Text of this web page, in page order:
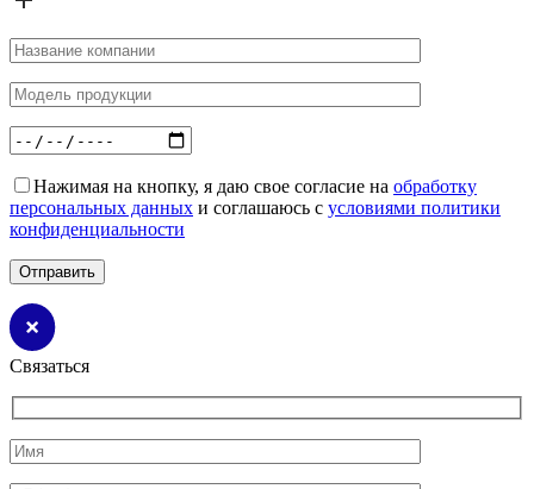
Нажимая на кнопку, я даю свое согласие на обработку
персональных данных и соглашаюсь с условиями политики
конфиденциальности
Связаться